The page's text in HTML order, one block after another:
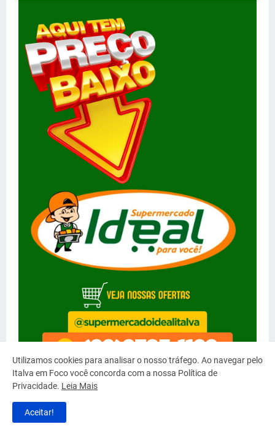
Utilizamos cookies para analisar o nosso tráfego. Ao navegar pelo
Italva em Foco você concorda com a nossa Política de
Privacidade. Leia Mais
Aceitar!